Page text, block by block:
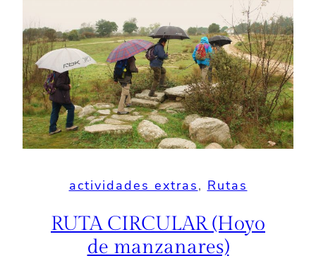
actividades extras, Rutas
RUTA CIRCULAR (Hoyo
de manzanares)